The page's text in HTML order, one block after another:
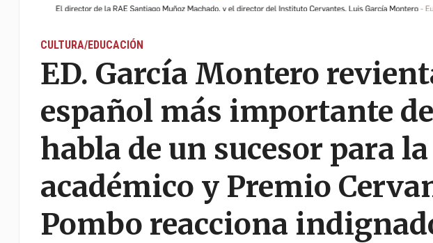
CULTURA/EDUCACIÓN
ED. García Montero
español más importante
habla de un sucesor para
académico y Premio
Pombo reacciona